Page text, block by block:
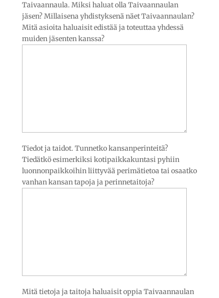
Taivaannaula. Miksi haluat olla Taivaannaulan
jäsen? Millaisena yhdistyksenä näet Taivaannaulan?
Mitä asioita haluaisit edistää ja toteuttaa yhdessä
muiden jäsenten kanssa?
Tiedot ja taidot. Tunnetko kansanperinteitä?
Tiedätkö esimerkiksi kotipaikkakuntasi pyhiin
luonnonpaikkoihin liittyvää perimätietoa tai osaatko
vanhan kansan tapoja ja perinnetaitoja?
Mitä tietoja ja taitoja haluaisit oppia Taivaannaulan